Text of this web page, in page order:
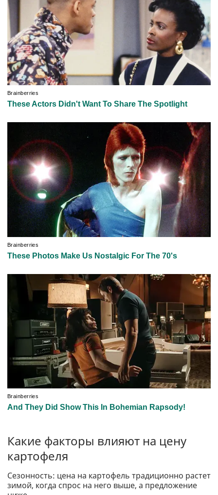
Какие факторы влияют на цену
картофеля
Сезонность: цена на картофель традиционно растет
зимой, когда спрос на него выше, а предложение